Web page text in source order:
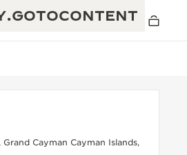
Grand Cayman Cayman Islands,